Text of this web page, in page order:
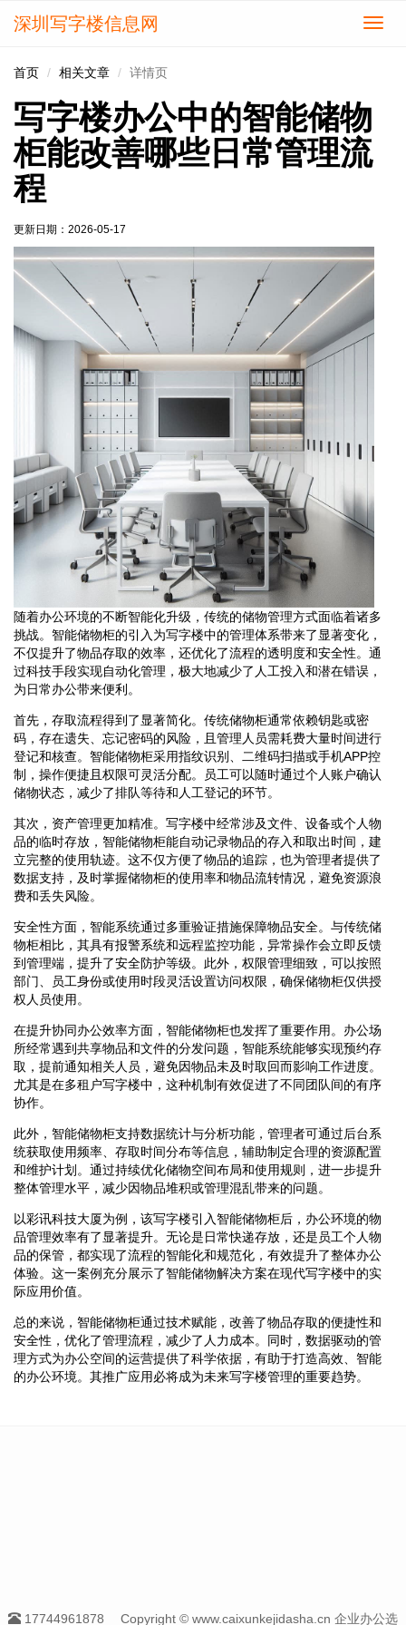
切
深圳写字楼信息网
首页 相关文章 详情页
写字楼办公中的智能储物
柜能改善哪些日常管理流
程
更新日期： 2026-05-17
随着办公环境的不断智能化升级，传统的储物管理方式面临着诸多
挑战。智能储物柜的引入为写字楼中的管理体系带来了显著变化，
不仅提升了物品存取的效率，还优化了流程的透明度和安全性。通
过科技手段实现自动化管理，极大地减少了人工投入和潜在错误，
为日常办公带来便利。
首先，存取流程得到了显著简化。传统储物柜通常依赖钥匙或密
码，存在遗失、忘记密码的风险，且管理人员需耗费大量时间进行
登记和核查。智能储物柜采用指纹识别、二维码扫描或手机APP控
制，操作便捷且权限可灵活分配。员工可以随时通过个人账户确认
储物状态，减少了排队等待和人工登记的环节。
其次，资产管理更加精准。写字楼中经常涉及文件、设备或个人物
品的临时存放，智能储物柜能自动记录物品的存入和取出时间，建
立完整的使用轨迹。这不仅方便了物品的追踪，也为管理者提供了
数据支持，及时掌握储物柜的使用率和物品流转情况，避免资源浪
费和丢失风险。
安全性方面，智能系统通过多重验证措施保障物品安全。与传统储
物柜相比，其具有报警系统和远程监控功能，异常操作会立即反馈
到管理端，提升了安全防护等级。此外，权限管理细致，可以按照
部门、员工身份或使用时段灵活设置访问权限，确保储物柜仅供授
权人员使用。
在提升协同办公效率方面，智能储物柜也发挥了重要作用。办公场
所经常遇到共享物品和文件的分发问题，智能系统能够实现预约存
取，提前通知相关人员，避免因物品未及时取回而影响工作进度。
尤其是在多租户写字楼中，这种机制有效促进了不同团队间的有序
协作。
此外，智能储物柜支持数据统计与分析功能，管理者可通过后台系
统获取使用频率、存取时间分布等信息，辅助制定合理的资源配置
和维护计划。通过持续优化储物空间布局和使用规则，进一步提升
整体管理水平，减少因物品堆积或管理混乱带来的问题。
以彩讯科技大厦为例，该写字楼引入智能储物柜后，办公环境的物
品管理效率有了显著提升。无论是日常快递存放，还是员工个人物
品的保管，都实现了流程的智能化和规范化，有效提升了整体办公
体验。这一案例充分展示了智能储物解决方案在现代写字楼中的实
际应用价值。
总的来说，智能储物柜通过技术赋能，改善了物品存取的便捷性和
安全性，优化了管理流程，减少了人力成本。同时，数据驱动的管
理方式为办公空间的运营提供了科学依据，有助于打造高效、智能
的办公环境。其推广应用必将成为未来写字楼管理的重要趋势。
17744961878 Copyright © www.caixunkejidasha.cn 企业办公选